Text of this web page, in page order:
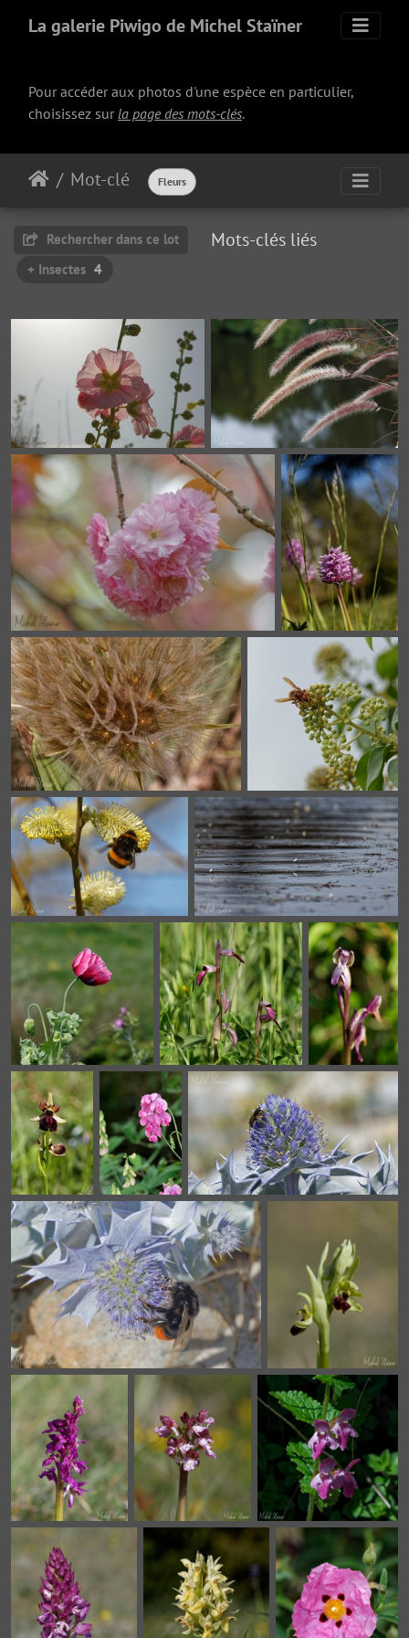
La galerie Piwigo de Michel Staïner
Pour accéder aux photos d'une espèce en particulier,
choisissez surla page des mots-clés.
Mot-clé Fleurs
Rechercher dans ce lot Mots-clés liés
+ Insectes 4